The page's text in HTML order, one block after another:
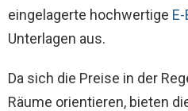
eingelagerte hochwertige
Unterlagen aus.
Da sich die Preise in der
Räume orientieren, bieten